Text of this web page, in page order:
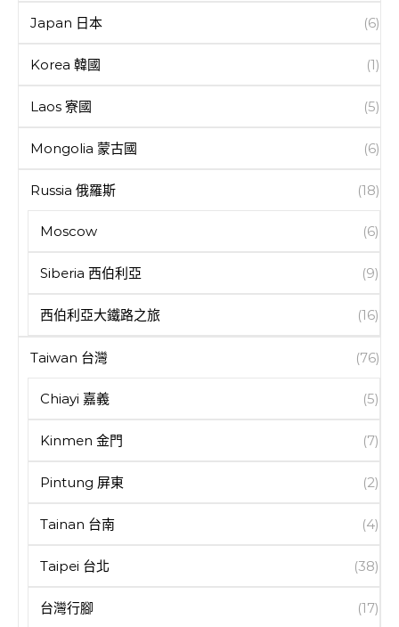
Japan 日本 (6)
Korea 韓國 (1)
Laos 寮國 (5)
Mongolia 蒙古國 (6)
Russia 俄羅斯 (18)
Moscow (6)
Siberia 西伯利亞 (9)
西伯利亞大鐵路之旅 (16)
Taiwan 台灣 (76)
Chiayi 嘉義 (5)
Kinmen 金門 (7)
Pintung 屏東 (2)
Tainan 台南 (4)
Taipei 台北 (38)
台灣行腳 (17)